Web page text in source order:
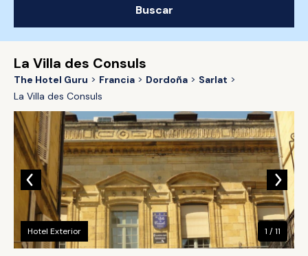
Buscar
La Villa des Consuls
The Hotel Guru Francia Dordoña
Sarlat
La Villa des Consuls
Hotel Exterior 1 / 11